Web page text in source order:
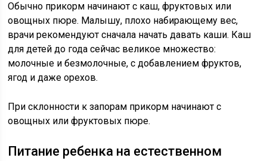
Обычно прикорм начинают с каш, фруктовых или
овощных пюре. Малышу, плохо набирающему вес,
врачи рекомендуют сначала начать давать каши. Каш
для детей до года сейчас великое множество:
молочные и безмолочные, с добавлением фруктов,
ягод и даже орехов.
При склонности к запорам прикорм начинают с
овощных или фруктовых пюре.
Питание ребенка на естественном